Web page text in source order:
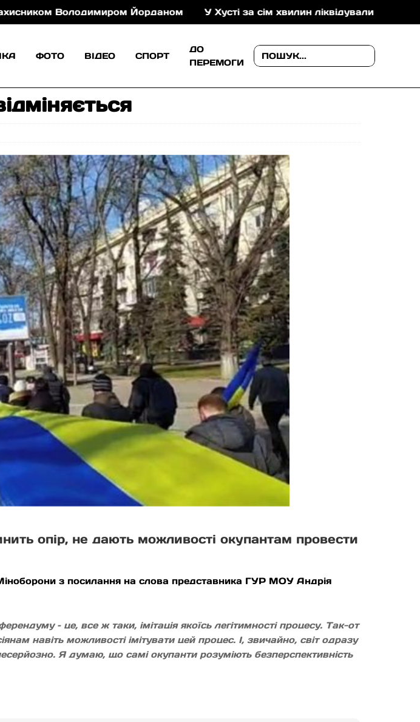
Володимиром Йорданом У Хусті за сім хвилин ліквідували пожежу в
ФОТО ВІДЕО СПОРТ
ДО
ПЕРЕМОГИ
опір, не дають можливості окупантам провести
з посилання на слова представника ГУР МОУ Андрія
– це, все ж таки, імітація якоїсь легітимності процесу. Так-от
навіть можливості імітувати цей процес. І, звичайно, світ одразу
Я думаю, що самі окупанти розуміють безперспективність